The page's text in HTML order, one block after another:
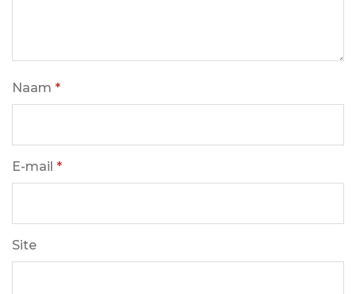
Naam *
E-mail *
Site